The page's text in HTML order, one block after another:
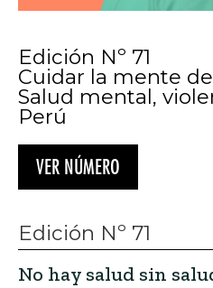
Edición Nº 71
Cuidar la mente
Salud mental,
Perú
VER NÚMERO
Edición Nº 71
No hay salud sin